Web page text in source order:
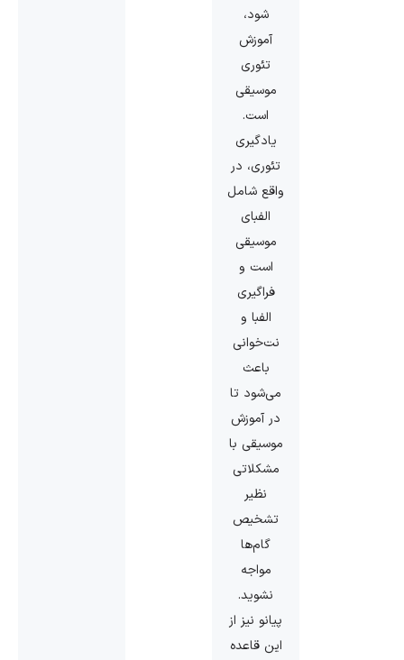
‌شود،
آموزش
تئوری
موسیقی
است.
یادگیری
تئوری، در
واقع شامل
الفبای
موسیقی
است و
فراگیری
الفبا و
نت‌خوانی
باعث
می‌شود تا
در آموزش
موسیقی با
مشکلاتی
نظیر
تشخیص
گام‌ها
مواجه
نشوید.
پیانو نیز از
این قاعده